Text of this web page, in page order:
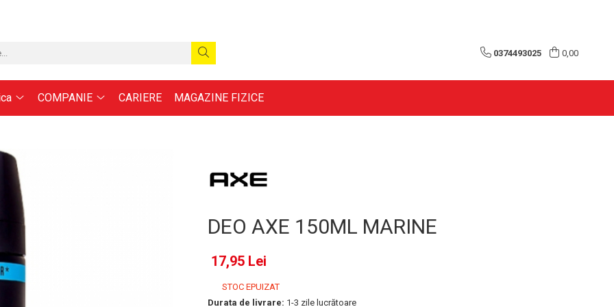
0374493025 0,00
COMPANIE CARIERE MAGAZINE FIZICE
DEO AXE 150ML MARINE
17,95 Lei
STOC EPUIZAT
Durata de livrare: 1-3 zile lucrătoare